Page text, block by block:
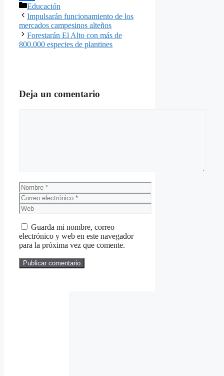
Compartir
Categorías
Educación
Impulsarán funcionamiento de los
mercados campesinos alteños
Forestarán El Alto con más de
800.000 especies de plantines
Deja un comentario
Nombre
Correo
electrónico
Web
Guarda mi nombre, correo
electrónico y web en este navegador
para la próxima vez que comente.